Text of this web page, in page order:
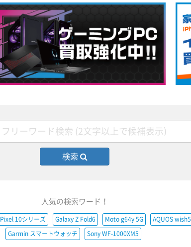
検索
人気の検索ワード！
Pixel 10シリーズ Galaxy Z Fold6 Moto g64y 5G AQUOS wish5
Garmin スマートウォッチ Sony WF-1000XM5